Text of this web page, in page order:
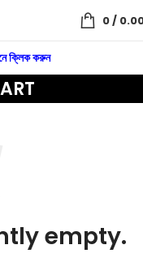
0/
ক্লিক করুন
empty.